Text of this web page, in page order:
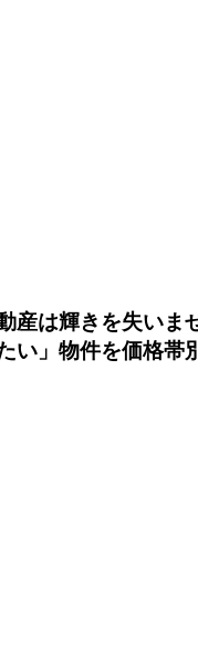
産は輝きを失いま
」物件を価格帯